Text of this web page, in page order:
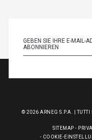
© 2026 ARNEG S.P.A. | TUTTI
SITEMAP -
- COOKIE-